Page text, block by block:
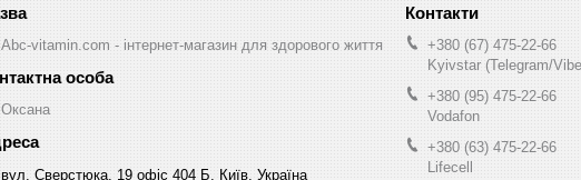
Abc-vitamin.com - інтернет-магазин для здорового життя
Оксана
вул. Сверстюка, 19 офіс 404 Б, Київ, Україна
+380 (67) 475-22-66
Kyivstar (Telegram/
+380 (95) 475-22-66
Vodafon
+380 (63) 475-22-66
Lifecell